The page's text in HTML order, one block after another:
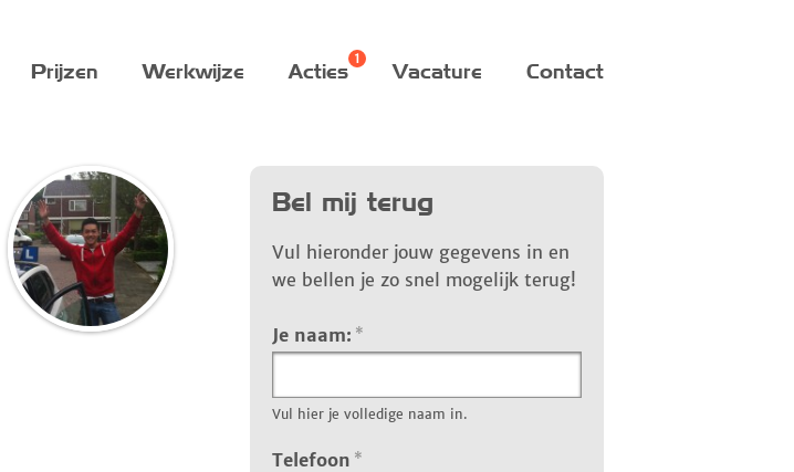
Prijzen Werkwijze Acties Vacature Contact
Bel mij terug
Vul hieronder jouw gegevens in en
we bellen je zo snel mogelijk terug!
Je naam: *
Vul hier je volledige naam in.
Telefoon *